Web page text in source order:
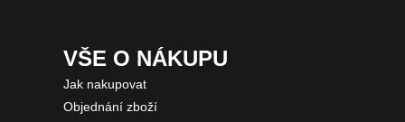
VŠE O NÁKUPU
Jak nakupovat
Objednání zboží